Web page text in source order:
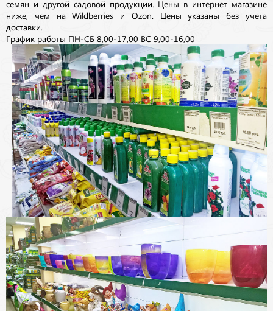
семян и другой садовой продукции. Цены в интернет магазине
ниже, чем на Wildberries и Ozon. Цены указаны без учета
доставки.
График работы ПН-СБ 8,00-17,00 ВС 9,00-16,00